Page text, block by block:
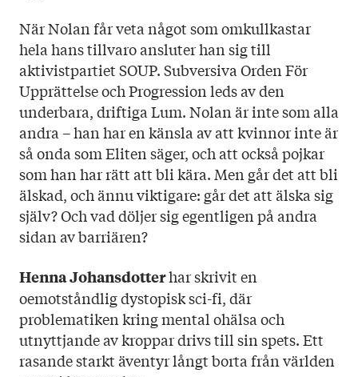
När Nolan får veta något som omkullkastar
hela hans tillvaro ansluter han sig till
aktivistpartiet SOUP. Subversiva Orden För
Upprättelse och Progression leds av den
underbara, driftiga Lum. Nolan är inte som alla
andra – han har en känsla av att kvinnor inte är
så onda som Eliten säger, och att också pojkar
som han har rätt att bli kära. Men går det att bli
älskad, och ännu viktigare: går det att älska sig
själv? Och vad döljer sig egentligen på andra
sidan av barriären?
Henna Johansdotterhar skrivit en
oemotståndlig dystopisk sci-fi, där
problematiken kring mental ohälsa och
utnyttjande av kroppar drivs till sin spets. Ett
rasande starkt äventyr långt borta från världen